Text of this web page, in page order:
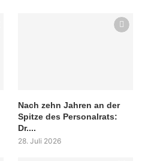
Nach zehn Jahren an der
Spitze des Personalrats:
Dr....
28. Juli 2026